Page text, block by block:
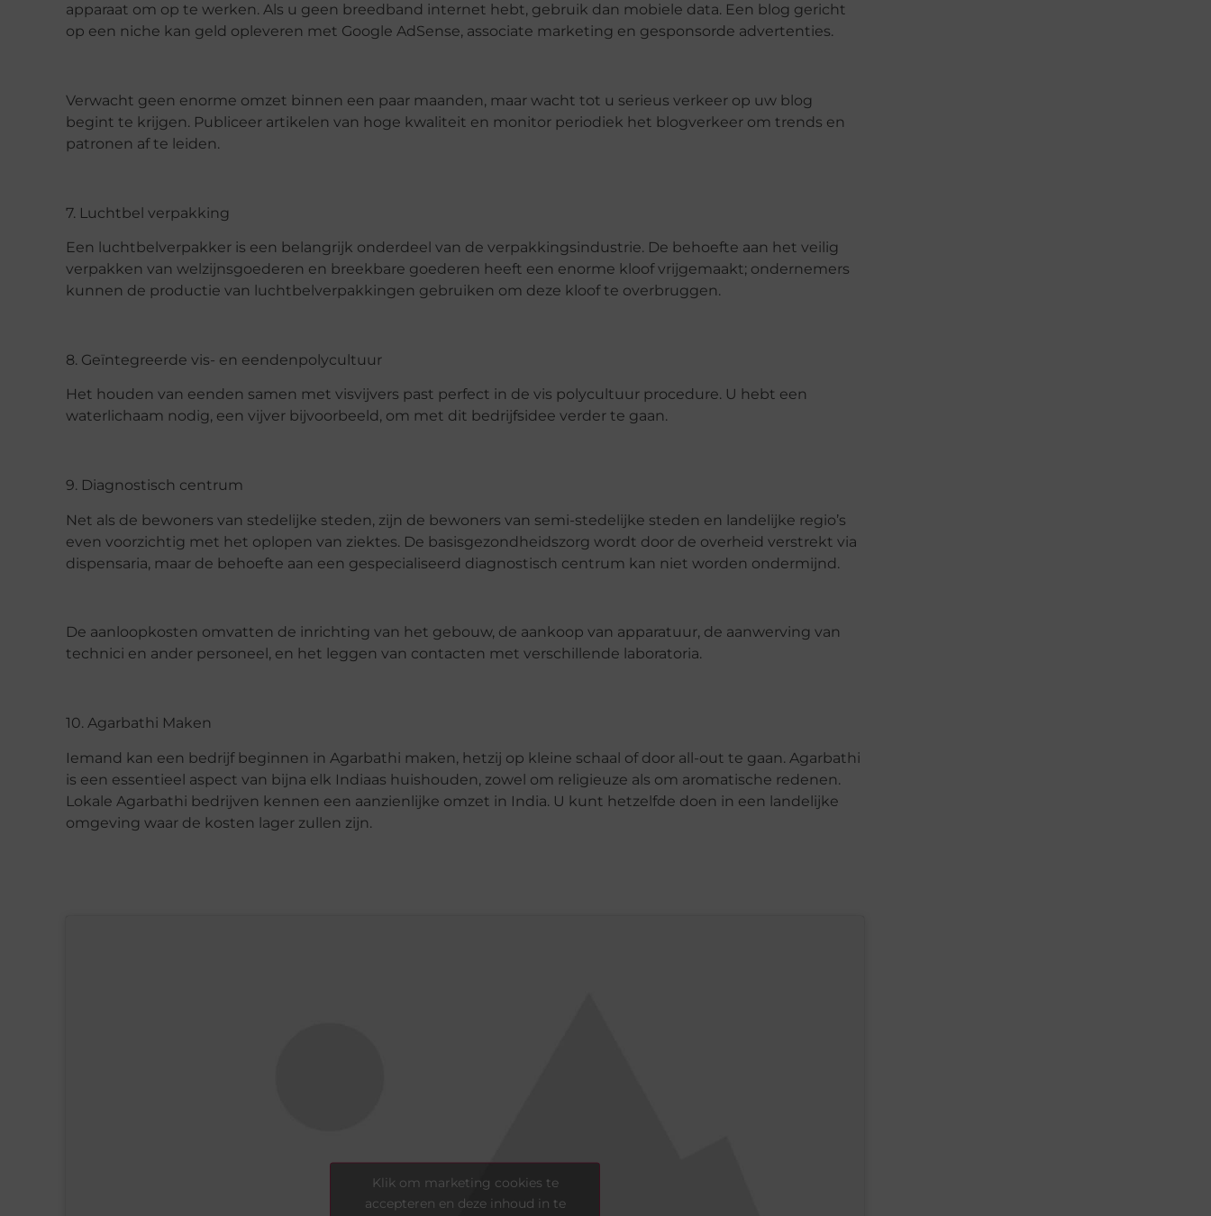
apparaat om op te werken. Als u geen breedband internet hebt, gebruik dan mobiele data. Een blog gericht
op een niche kan geld opleveren met Google AdSense, associate marketing en gesponsorde advertenties.
Verwacht geen enorme omzet binnen een paar maanden, maar wacht tot u serieus verkeer op uw blog
begint te krijgen. Publiceer artikelen van hoge kwaliteit en monitor periodiek het blogverkeer om trends en
patronen af te leiden.
7. Luchtbel verpakking
Een luchtbelverpakker is een belangrijk onderdeel van de verpakkingsindustrie. De behoefte aan het veilig
verpakken van welzijnsgoederen en breekbare goederen heeft een enorme kloof vrijgemaakt; ondernemers
kunnen de productie van luchtbelverpakkingen gebruiken om deze kloof te overbruggen.
8. Geïntegreerde vis- en eendenpolycultuur
Het houden van eenden samen met visvijvers past perfect in de vis polycultuur procedure. U hebt een
waterlichaam nodig, een vijver bijvoorbeeld, om met dit bedrijfsidee verder te gaan.
9. Diagnostisch centrum
Net als de bewoners van stedelijke steden, zijn de bewoners van semi-stedelijke steden en landelijke regio’s
even voorzichtig met het oplopen van ziektes. De basisgezondheidszorg wordt door de overheid verstrekt via
dispensaria, maar de behoefte aan een gespecialiseerd diagnostisch centrum kan niet worden ondermijnd.
De aanloopkosten omvatten de inrichting van het gebouw, de aankoop van apparatuur, de aanwerving van
technici en ander personeel, en het leggen van contacten met verschillende laboratoria.
10. Agarbathi Maken
Iemand kan een bedrijf beginnen in Agarbathi maken, hetzij op kleine schaal of door all-out te gaan. Agarbathi
is een essentieel aspect van bijna elk Indiaas huishouden, zowel om religieuze als om aromatische redenen.
Lokale Agarbathi bedrijven kennen een aanzienlijke omzet in India. U kunt hetzelfde doen in een landelijke
omgeving waar de kosten lager zullen zijn.
Klik om marketing cookies te
accepteren en deze inhoud in te